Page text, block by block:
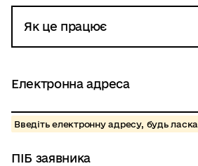
Електронна адреса
Введіть електронну адресу, будь ласка
ПІБ заявника
Як це працює